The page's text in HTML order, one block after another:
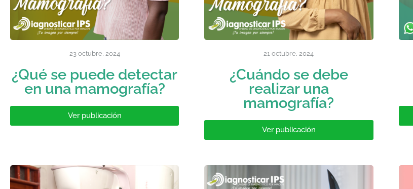
23 octubre, 2024
¿Qué se puede detectar
en una mamografía?
Ver publicación
21 octubre, 2024
¿Cuándo se debe
realizar una
mamografía?
Ver publicación